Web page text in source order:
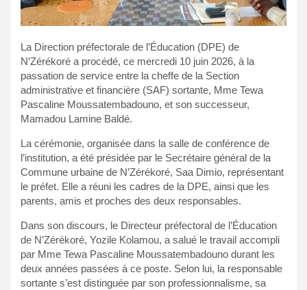
La Direction préfectorale de l’Éducation (DPE) de
N’Zérékoré a procédé, ce mercredi 10 juin 2026, à la
passation de service entre la cheffe de la Section
administrative et financière (SAF) sortante, Mme Tewa
Pascaline Moussatembadouno, et son successeur,
Mamadou Lamine Baldé.
La cérémonie, organisée dans la salle de conférence de
l’institution, a été présidée par le Secrétaire général de la
Commune urbaine de N’Zérékoré, Saa Dimio, représentant
le préfet. Elle a réuni les cadres de la DPE, ainsi que les
parents, amis et proches des deux responsables.
Dans son discours, le Directeur préfectoral de l’Éducation
de N’Zérékoré, Yozile Kolamou, a salué le travail accompli
par Mme Tewa Pascaline Moussatembadouno durant les
deux années passées à ce poste. Selon lui, la responsable
sortante s’est distinguée par son professionnalisme, sa